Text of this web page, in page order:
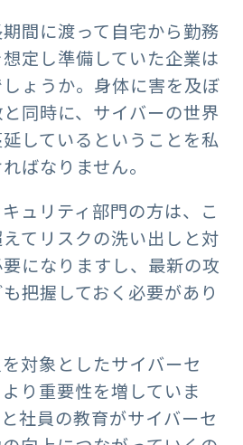
間に渡って自宅から勤務
定し準備していた企業は
ょうか。身体に害を及ぼ
同時に、サイバーの世界
しているということを私
ばなりません。
ュリティ部門の方は、こ
てリスクの洗い出しと対
になりますし、最新の攻
把握しておく必要があり
対象としたサイバーセ
り重要性を増していま
社員の教育がサイバーセ